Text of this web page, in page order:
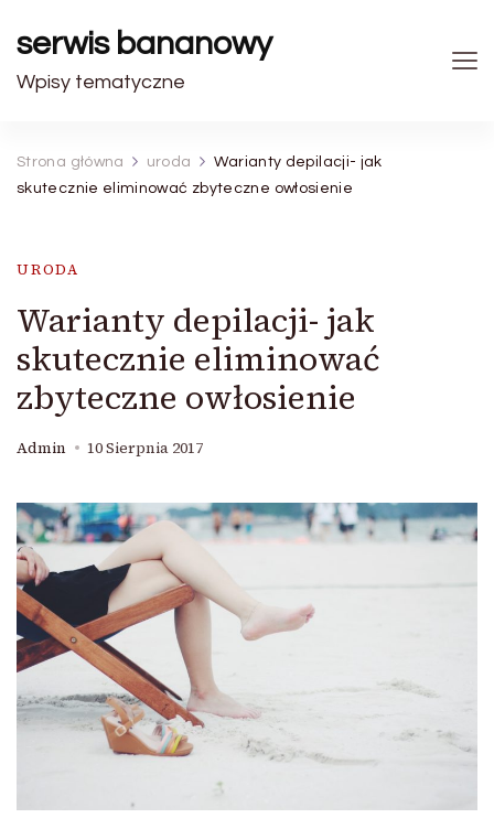
serwis bananowy
Wpisy tematyczne
Strona główna uroda
Warianty depilacji- jak
skutecznie eliminować zbyteczne owłosienie
URODA
Warianty depilacji- jak
skutecznie eliminować
zbyteczne owłosienie
Admin 10 Sierpnia 2017